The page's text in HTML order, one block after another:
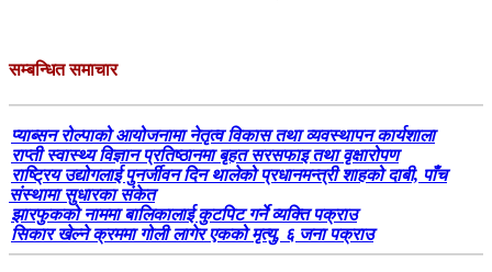
सम्बन्धित समाचार
प्याब्सन रोल्पाको आयोजनामा नेतृत्व विकास तथा व्यवस्थापन कार्यशाला
राप्ती स्वास्थ्य विज्ञान प्रतिष्ठानमा बृहत सरसफाइ तथा वृक्षारोपण
राष्ट्रिय उद्योगलाई पुनर्जीवन दिन थालेको प्रधानमन्त्री शाहको दाबी, पाँच
संस्थामा सुधारका संकेत
झारफुकको नाममा बालिकालाई कुटपिट गर्ने व्यक्ति पक्राउ
सिकार खेल्ने क्रममा गोली लागेर एकको मृत्यु, ६ जना पक्राउ